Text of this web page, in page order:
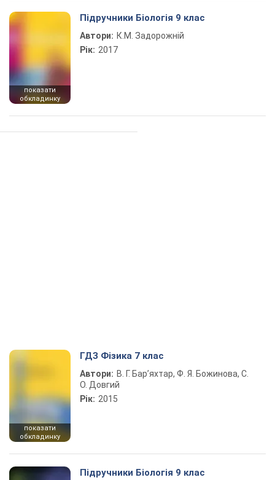
показати
обкладинку
Підручники Біологія 9 клас
Автори: К.М. Задорожній
Рік: 2017
показати
обкладинку
ГДЗ Фізика 7 клас
Автори: В. Г. Бар’яхтар, Ф. Я. Божинова, С.
О. Довгий
Рік: 2015
Підручники Біологія 9 клас